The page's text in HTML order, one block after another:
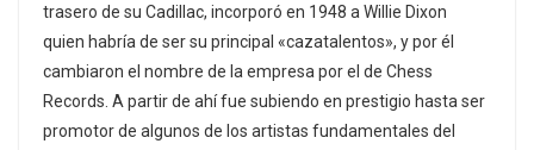
trasero de su Cadillac, incorporó en 1948 a Willie Dixon
quien habría de ser su principal «cazatalentos», y por él
cambiaron el nombre de la empresa por el de Chess
Records. A partir de ahí fue subiendo en prestigio hasta ser
promotor de algunos de los artistas fundamentales del